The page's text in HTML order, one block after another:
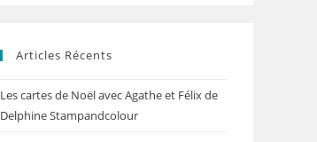
Articles Récents
Les cartes de Noël avec Agathe et Félix de
Delphine Stampandcolour